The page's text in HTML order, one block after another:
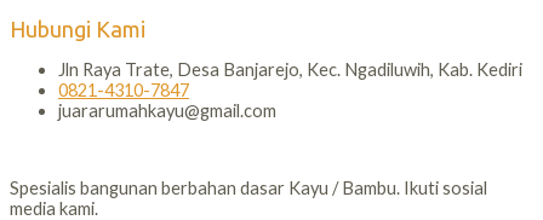
Hubungi Kami
Jln Raya Trate, Desa Banjarejo, Kec. Ngadiluwih, Kab. Kediri
0821-4310-7847
juararumahkayu@gmail.com
Spesialis bangunan berbahan dasar Kayu / Bambu. Ikuti sosial
media kami.